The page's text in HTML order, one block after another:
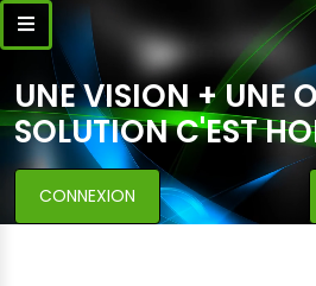
UNE VISION + UNE
SOLUTION C'EST
CONNEXION